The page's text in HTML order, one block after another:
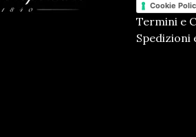
Cookie
Termini e
Spedizioni